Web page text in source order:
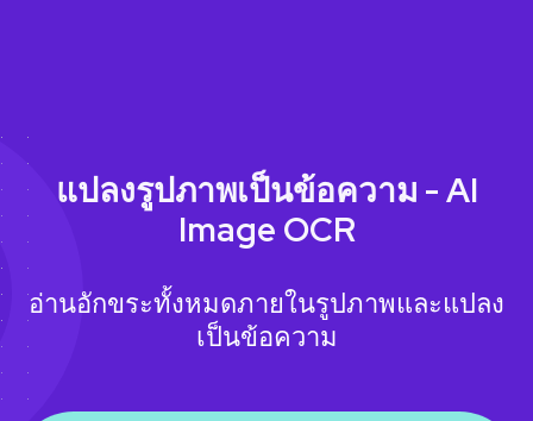
แปลงรูปภาพเป็นข้อความ - AI
Image OCR
อ่านอักขระทั้งหมดภายในรูปภาพและแปลง
เป็นข้อความ